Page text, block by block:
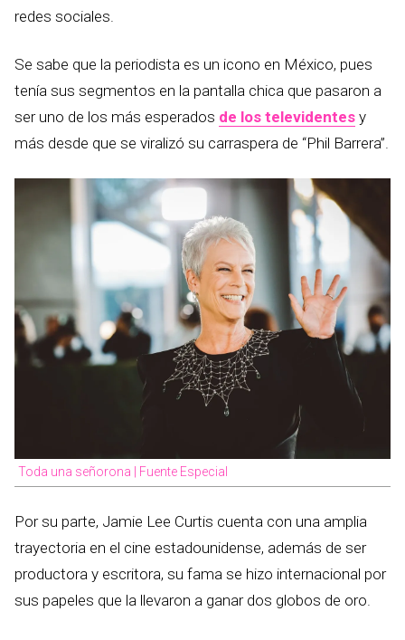
redes sociales.
Se sabe que la periodista es un icono en México, pues
tenía sus segmentos en la pantalla chica que pasaron a
ser uno de los más esperados de los televidentes y
más desde que se viralizó su carraspera de “Phil Barrera”.
Toda una señorona | Fuente Especial
Por su parte, Jamie Lee Curtis cuenta con una amplia
trayectoria en el cine estadounidense, además de ser
productora y escritora, su fama se hizo internacional por
sus papeles que la llevaron a ganar dos globos de oro.